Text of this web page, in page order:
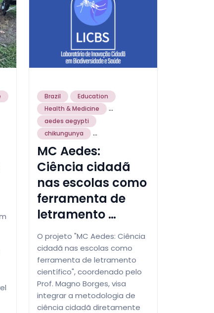
Brazil
Education
Health & Medicine
...
aedes aegypti
chikungunya
...
MC Aedes:
Ciência cidadã
nas escolas como
ferramenta de
letramento …
O projeto "MC Aedes: Ciência
cidadã nas escolas como
ferramenta de letramento
científico", coordenado pelo
Prof. Magno Borges, visa
integrar a metodologia de
ciência cidadã diretamente